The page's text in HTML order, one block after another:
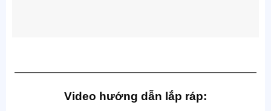
—————————————————————————
Video hướng dẫn lắp ráp: